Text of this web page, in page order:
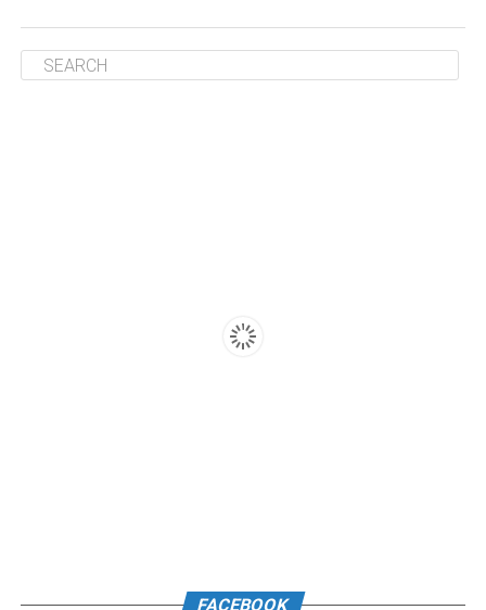
FACEBOOK